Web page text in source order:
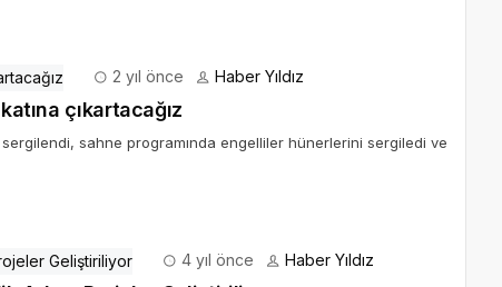
2 yıl önce Haber Yıldız
çıkartacağız
sahne programında engelliler hünerlerini sergiledi ve
4 yıl önce Haber Yıldız